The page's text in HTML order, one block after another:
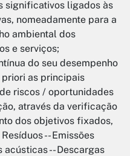
significativos ligados às
nomeadamente para a
ambiental dos
e serviços;
do seu desempenho
as principais
riscos / oportunidades
através da verificação
dos objetivos fixados,
-- Emissões
acústicas -- Descargas